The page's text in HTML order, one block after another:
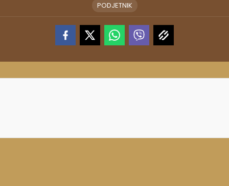
PODJETNIK